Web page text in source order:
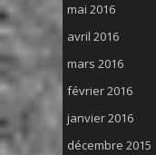
mai 2016
avril 2016
mars 2016
février 2016
janvier 2016
décembre 2015